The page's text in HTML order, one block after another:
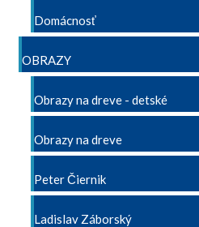
Domácnosť
OBRAZY
Obrazy na dreve - detské
Obrazy na dreve
Peter Čiernik
Ladislav Záborský